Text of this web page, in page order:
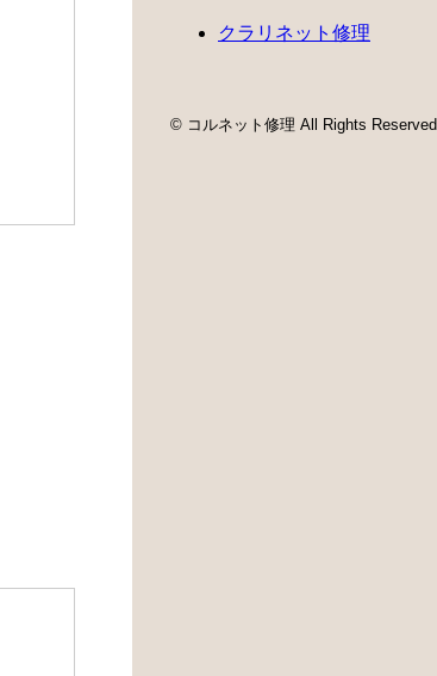
クラリネット修理
© コルネット修理 All Rights Reserved.